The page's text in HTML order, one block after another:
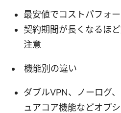
最安値でコストパフォ
契約期間が長くなるほ
注意
機能別の違い
ダブルVPN、ノーログ
ュアコア機能などオプ